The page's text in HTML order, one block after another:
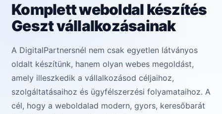
Komplett weboldal készítés
Geszt vállalkozásainak
A DigitalPartnersnél nem csak egyetlen látványos
oldalt készítünk, hanem olyan webes megoldást,
amely illeszkedik a vállalkozásod céljaihoz,
szolgáltatásaihoz és ügyfélszerzési folyamataihoz. A
cél, hogy a weboldalad modern, gyors, keresőbarát